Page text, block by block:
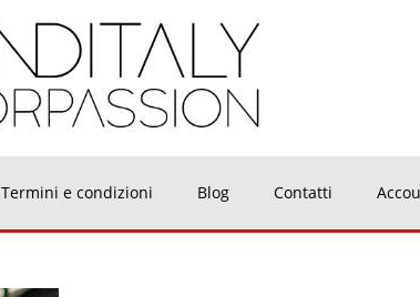
Termini e condizioni Blog Contatti